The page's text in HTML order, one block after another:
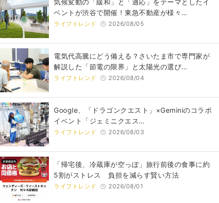
ベントが渋谷で開催！東急不動産が様々…
ライフトレンド 2026/08/05
電気代高騰にどう備える？さいたま市で専門家が
解説した「節電の限界」と太陽光の選び…
ライフトレンド 2026/08/04
Google、「ドラゴンクエスト」×Geminiのコラボ
イベント「ジェミニクエス…
ライフトレンド 2026/08/03
「帰宅後、冷蔵庫が空っぽ」旅行前後の食事に約
5割がストレス 負担を減らす賢い方法
ライフトレンド 2026/08/01